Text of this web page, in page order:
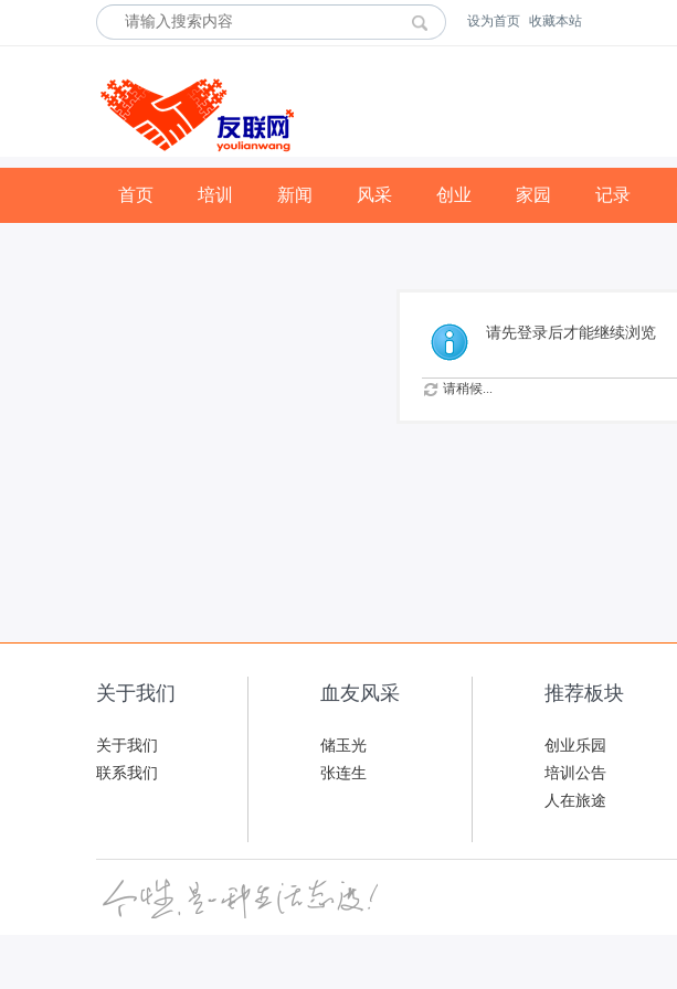
设为首页 收藏本站
首页 培训 新闻 风采 创业 家园 记录
请先登录后才能继续浏览
请稍候...
关于我们
关于我们
联系我们
血友风采
储玉光
张连生
推荐板块
创业乐园
培训公告
人在旅途